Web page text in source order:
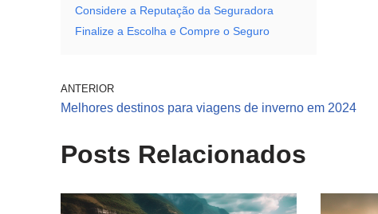
Considere a Reputação da Seguradora
Finalize a Escolha e Compre o Seguro
ANTERIOR
Melhores destinos para viagens de inverno em 2024
Posts Relacionados